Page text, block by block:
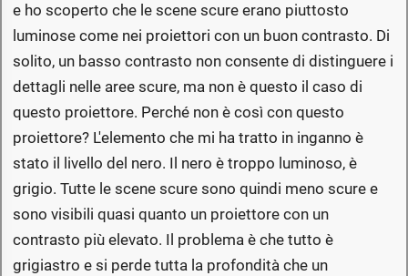
e ho scoperto che le scene scure erano piuttosto
luminose come nei proiettori con un buon contrasto. Di
solito, un basso contrasto non consente di distinguere i
dettagli nelle aree scure, ma non è questo il caso di
questo proiettore. Perché non è così con questo
proiettore? L'elemento che mi ha tratto in inganno è
stato il livello del nero. Il nero è troppo luminoso, è
grigio. Tutte le scene scure sono quindi meno scure e
sono visibili quasi quanto un proiettore con un
contrasto più elevato. Il problema è che tutto è
grigiastro e si perde tutta la profondità che un